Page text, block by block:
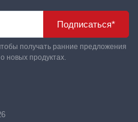
Подписаться*
получать ранние предложения
новых продуктах.